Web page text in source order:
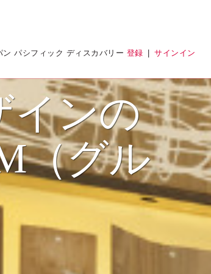
ン パシフィック ディスカバリー 登録 | サインイン
インの
（グル